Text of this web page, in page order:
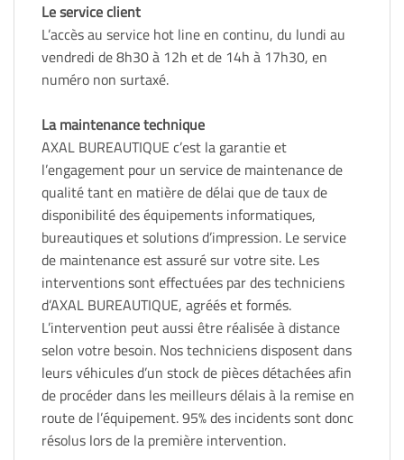
Le service client
L’accès au service hot line en continu, du lundi au
vendredi de 8h30 à 12h et de 14h à 17h30, en
numéro non surtaxé.
La maintenance technique
AXAL BUREAUTIQUE c’est la garantie et
l’engagement pour un service de maintenance de
qualité tant en matière de délai que de taux de
disponibilité des équipements informatiques,
bureautiques et solutions d’impression. Le service
de maintenance est assuré sur votre site. Les
interventions sont effectuées par des techniciens
d’AXAL BUREAUTIQUE, agréés et formés.
L’intervention peut aussi être réalisée à distance
selon votre besoin. Nos techniciens disposent dans
leurs véhicules d’un stock de pièces détachées afin
de procéder dans les meilleurs délais à la remise en
route de l’équipement. 95% des incidents sont donc
résolus lors de la première intervention.